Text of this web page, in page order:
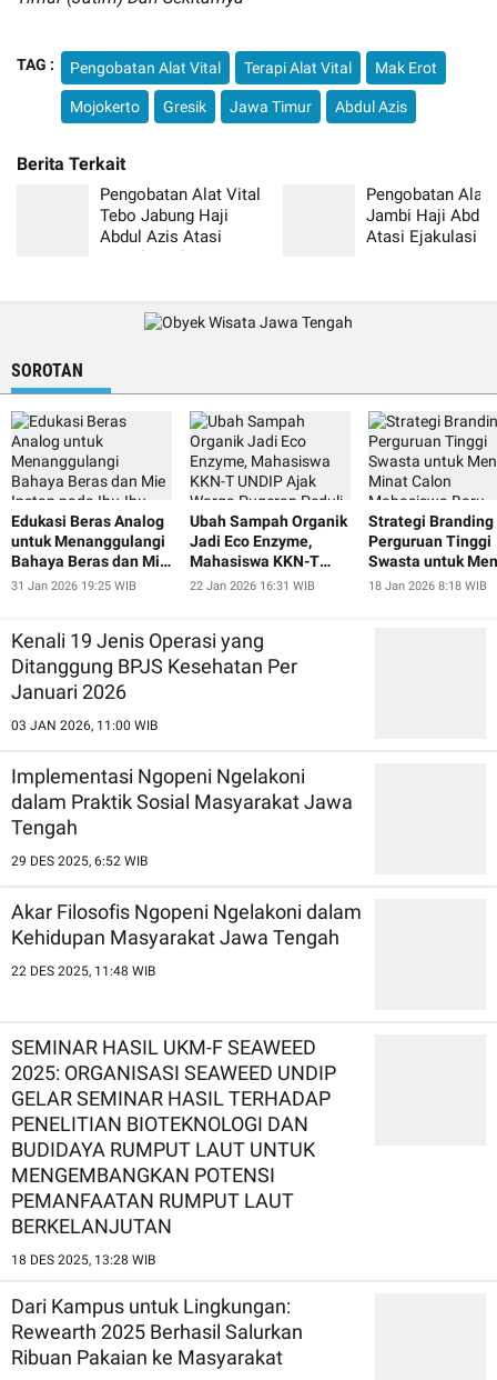
TAG : Pengobatan Alat Vital Terapi Alat Vital Mak Erot
Mojokerto Gresik Jawa Timur Abdul Azis
Pengobatan Alat Vital
Tebo Jabung Haji
Abdul Azis Atasi
Lemah Syahwat Resmi
Pengobatan Alat
Jambi Haji Abdul
Atasi Ejakulasi
SOROTAN
Edukasi Beras Analog
untuk Menanggulangi
Bahaya Beras dan Mie
Instan pada Ibu-Ibu
31 Jan 2026 19:25 WIB
Ubah Sampah Organik
Jadi Eco Enzyme,
Mahasiswa KKN-T
UNDIP Ajak Warga
22 Jan 2026 16:31 WIB
Strategi Branding
Perguruan Tinggi
Swasta untuk
Minat Calon
18 Jan 2026 8:18 WIB
Kenali 19 Jenis Operasi yang
Ditanggung BPJS Kesehatan Per
Januari 2026
03 JAN 2026, 11:00 WIB
Implementasi Ngopeni Ngelakoni
dalam Praktik Sosial Masyarakat Jawa
Tengah
29 DES 2025, 6:52 WIB
Akar Filosofis Ngopeni Ngelakoni dalam
Kehidupan Masyarakat Jawa Tengah
22 DES 2025, 11:48 WIB
SEMINAR HASIL UKM-F SEAWEED
2025: ORGANISASI SEAWEED UNDIP
GELAR SEMINAR HASIL TERHADAP
PENELITIAN BIOTEKNOLOGI DAN
BUDIDAYA RUMPUT LAUT UNTUK
MENGEMBANGKAN POTENSI
PEMANFAATAN RUMPUT LAUT
BERKELANJUTAN
18 DES 2025, 13:28 WIB
Dari Kampus untuk Lingkungan:
Rewearth 2025 Berhasil Salurkan
Ribuan Pakaian ke Masyarakat